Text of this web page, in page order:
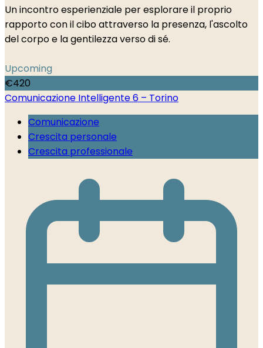
Un incontro esperienziale per esplorare il proprio
rapporto con il cibo attraverso la presenza, l'ascolto
del corpo e la gentilezza verso di sé.
Upcoming
€420
Comunicazione Intelligente 6 – Torino
Comunicazione
Crescita personale
Crescita professionale